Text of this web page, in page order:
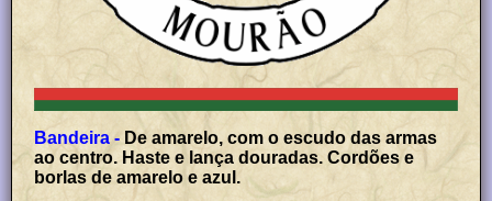
Bandeira - De amarelo, com o escudo das armas
ao centro. Haste e lança douradas. Cordões e
borlas de amarelo e azul.